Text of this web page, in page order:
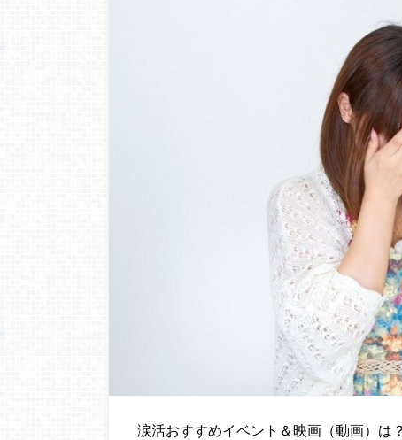
涙活おすすめイベント＆映画（動画）は